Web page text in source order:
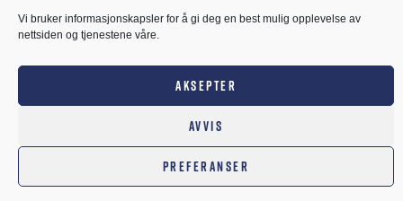
Vi bruker informasjonskapsler for å gi deg en best mulig opplevelse av
nettsiden og tjenestene våre.
AKSEPTER
AVVIS
PREFERANSER